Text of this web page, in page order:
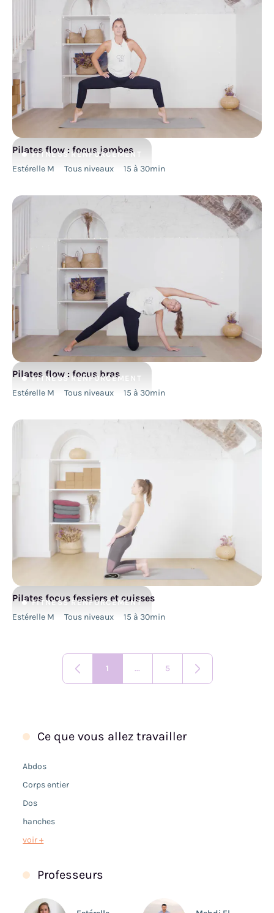
FITNESS RENFORCEMENT
Pilates flow : focus jambes
Estérelle M Tous niveaux 15 à 30min
FITNESS RENFORCEMENT
Pilates flow : focus bras
Estérelle M Tous niveaux 15 à 30min
FITNESS RENFORCEMENT
Pilates focus fessiers et cuisses
Estérelle M Tous niveaux 15 à 30min
1 ... 5
Ce que vous allez travailler
Abdos
Corps entier
Dos
hanches
voir +
Professeurs